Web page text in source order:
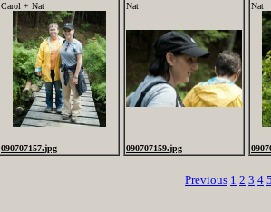
Carol + Nat
090707157.jpg
Nat
090707159.jpg
Nat
Previous 1 2 3 4